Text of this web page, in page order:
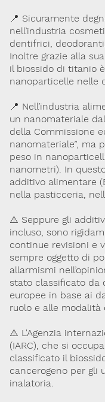
📍 Sicuramente
nell’industria
dentifrici,
Inoltre grazie alla
il biossido di titanio
nanoparticelle nelle
📍 Nell’industria
un nanomateriale
della Commissione
nanomateriale”, ma
peso in
nanometri). In
additivo alimentare
nella pasticceria,
⚠️ Seppure gli
incluso, sono
continue revisioni e
sempre oggetto di
allarmismi
stato classificato da
europee in base ai
ruolo e alle modalità
⚠️ L'Agenzia
(IARC), che si
classificato il
cancerogeno per gli
inalatoria.
Lavoro e Studio
Cookie Policy
Il contenuto di questo
informativo. La Società
accetta alcuna
dimenticanze o cattive
o in quelle cui si fa
Per maggiori
approfondimenti
Dona il 5 per 1000 a